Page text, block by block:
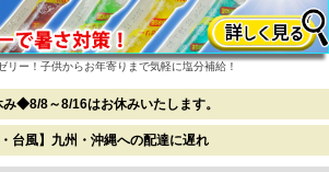
リー！子供からお年寄りまで気軽に塩分補給！
◆8/8～8/16はお休みいたします。
・台風】九州・沖縄への配達に遅れ